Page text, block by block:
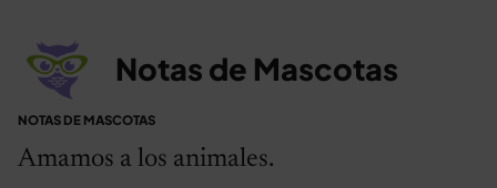
Notas de Mascotas
NOTAS DE MASCOTAS
Amamos a los animales.